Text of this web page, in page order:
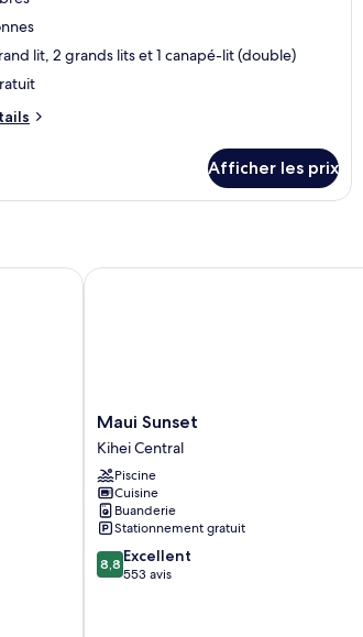
lit, 2 grands lits et 1 canapé-lit (double)
Afficher les prix
Maui
Sunset
Kihei
Central
Maui Sunset
Kihei Central
Piscine
Cuisine
Buanderie
Stationnement gratuit
8.8
sur
8,8 Excellent
553 avis
Maui Sunset